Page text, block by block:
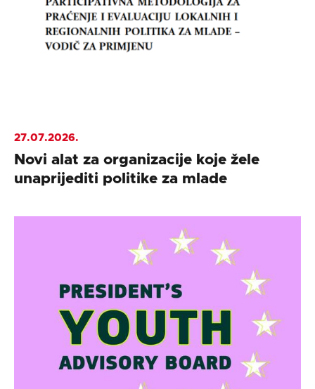
27.07.2026.
Novi alat za organizacije koje žele
unaprijediti politike za mlade